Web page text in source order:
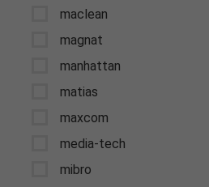
maclean
magnat
manhattan
matias
maxcom
media-tech
mibro